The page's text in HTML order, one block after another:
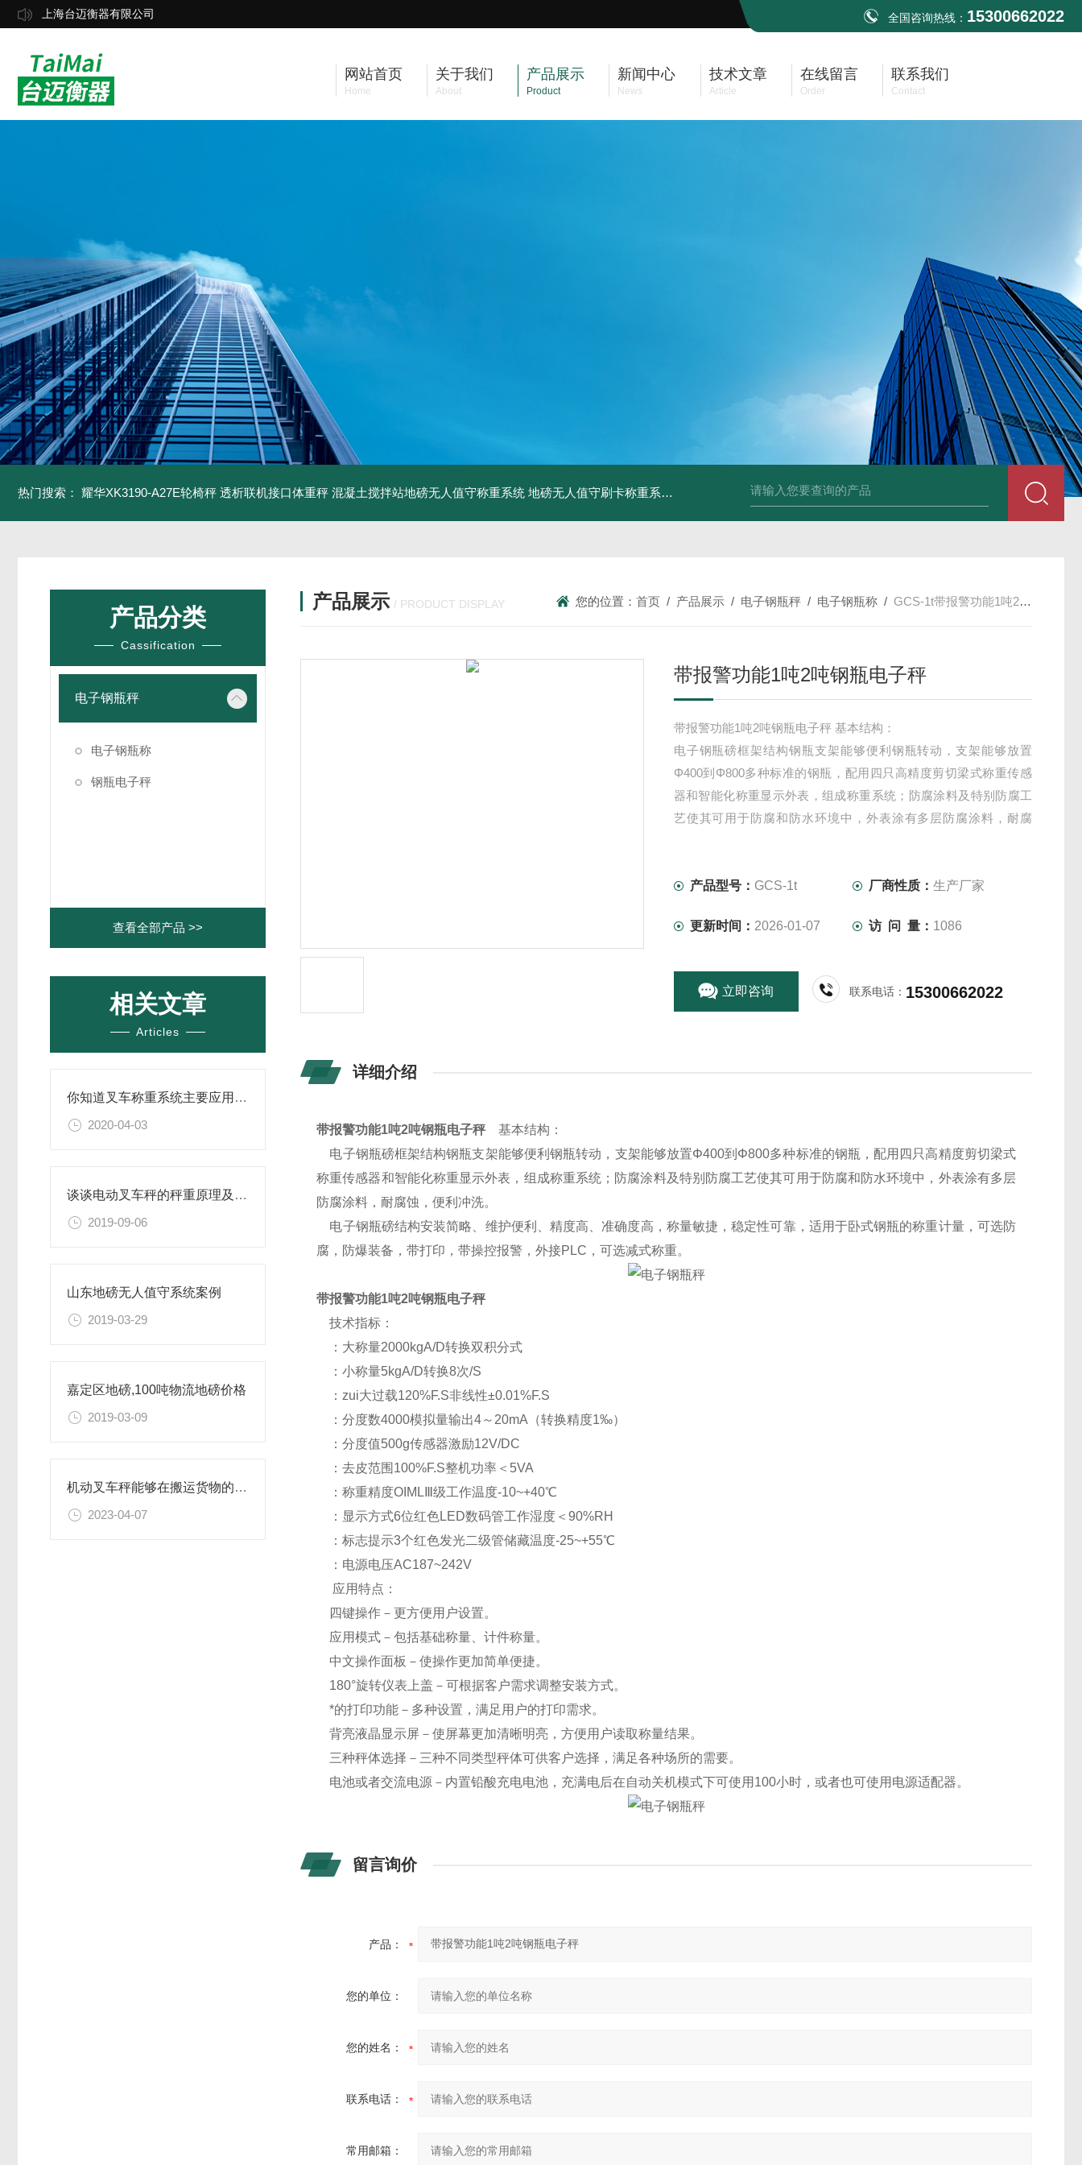
上海台迈衡器有限公司 全国咨询热线： 15300662022
网站首页
Home
关于我们
About
产品展示
Product
新闻中心
News
技术文章
Article
在线留言
Order
联系我们
Contact
热门搜索： 耀华XK3190-A27E轮椅秤 透析联机接口体重秤 混凝土搅拌站地磅无人值守称重系统 地磅无人值守刷卡称重系统 SCS食品厂不锈钢电子地磅 3吨可冲洗电子平台秤 带检重报警输送线75kg
产品分类
Cassification
电子钢瓶秤
电子钢瓶称
钢瓶电子秤
查看全部产品 >>
相关文章
Articles
你知道叉车称重系统主要应用在哪些领域吗？
2020-04-03
谈谈电动叉车秤的秤重原理及操作环境
2019-09-06
山东地磅无人值守系统案例
2019-03-29
嘉定区地磅,100吨物流地磅价格
2019-03-09
机动叉车秤能够在搬运货物的过程中同时进行计量和称重
2023-04-07
产品展示 / PRODUCT DISPLAY 您的位置：首页 / 产品展示 / 电子钢瓶秤 / 电子钢瓶称 / GCS-1t带报警功能1吨2吨钢瓶电子秤
带报警功能1吨2吨钢瓶电子秤
带报警功能1吨2吨钢瓶电子秤 基本结构：
电子钢瓶磅框架结构钢瓶支架能够便利钢瓶转动，支架能够放置
Φ400到Φ800多种标准的钢瓶，配用四只高精度剪切梁式称重传感
器和智能化称重显示外表，组成称重系统；防腐涂料及特别防腐工
艺使其可用于防腐和防水环境中，外表涂有多层防腐涂料，耐腐
捷，稳定性可靠，适用于卧式钢
产品型号： GCS-1t 厂商性质：生产厂家
更新时间： 2026-01-07 访 问 量： 1086
立即咨询 联系电话： 15300662022
详细介绍
带报警功能1吨2吨钢瓶电子秤基本结构：
电子钢瓶磅框架结构钢瓶支架能够便利钢瓶转动，支架能够放置Φ400到Φ800多种标准的钢瓶，配用四只高精度剪切梁式
称重传感器和智能化称重显示外表，组成称重系统；防腐涂料及特别防腐工艺使其可用于防腐和防水环境中，外表涂有多层
防腐涂料，耐腐蚀，便利冲洗。
电子钢瓶磅结构安装简略、维护便利、精度高、准确度高，称量敏捷，稳定性可靠，适用于卧式钢瓶的称重计量，可选防
腐，防爆装备，带打印，带操控报警，外接PLC，可选减式称重。
带报警功能1吨2吨钢瓶电子秤
技术指标：
：大称量2000kgA/D转换双积分式
：小称量5kgA/D转换8次/S
：zui大过载120%F.S非线性±0.01%F.S
：分度数4000模拟量输出4～20mA（转换精度1‰）
：分度值500g传感器激励12V/DC
：去皮范围100%F.S整机功率＜5VA
：称重精度OIMLⅢ级工作温度-10~+40℃
：显示方式6位红色LED数码管工作湿度＜90%RH
：标志提示3个红色发光二级管储藏温度-25~+55℃
：电源电压AC187~242V
应用特点：
四键操作－更方便用户设置。
应用模式－包括基础称量、计件称量。
中文操作面板－使操作更加简单便捷。
180°旋转仪表上盖－可根据客户需求调整安装方式。
*的打印功能－多种设置，满足用户的打印需求。
背亮液晶显示屏－使屏幕更加清晰明亮，方便用户读取称量结果。
三种秤体选择－三种不同类型秤体可供客户选择，满足各种场所的需要。
电池或者交流电源－内置铅酸充电电池，充满电后在自动关机模式下可使用100小时，或者也可使用电源适配器。
留言询价
产品：
您的单位：
您的姓名：
联系电话：
常用邮箱：